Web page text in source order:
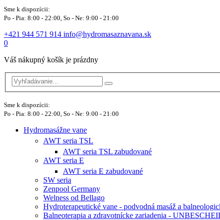
Sme k dispozícii:
Po - Pia: 8:00 - 22:00, So - Ne: 9:00 - 21:00
+421 944 571 914 info@hydromasaznavana.sk
0
Váš nákupný košík je prázdny
Sme k dispozícii:
Po - Pia: 8:00 - 22:00, So - Ne: 9:00 - 21:00
Hydromasážne vane
AWT seria TSL
AWT seria TSL zabudované
AWT seria E
AWT seria E zabudované
SW seria
Zenpool Germany
Welness od Bellago
Hydroterapeutické vane - podvodná masáž a
Balneoterapia a zdravotnícke zariadenia -